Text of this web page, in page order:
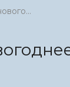
Для